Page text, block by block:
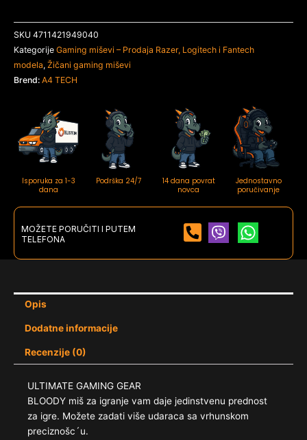
8.000
Dpi,
Black
USB
125mm
SKU 4711421949040
Kategorije Gaming miševi – Prodaja Razer, Logitech i Fantech
modela, Žičani gaming miševi
Brend: A4 TECH
Isporuka za 1-3
dana
Podrška 24/7
14 dana povrat
novca
Jednostavno
poručivanje
MOŽETE PORUČITI I PUTEM
TELEFONA
Opis
Dodatne informacije
Recenzije (0)
ULTIMATE GAMING GEAR
BLOODY miš za igranje vam daje jedinstvenu prednost
za igre. Možete zadati više udaraca sa vrhunskom
preciznošc´u.